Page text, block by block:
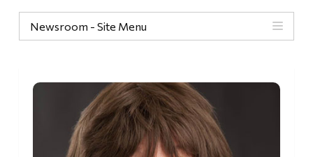
Newsroom - Site MenuLiens rapides
Outils
Liens